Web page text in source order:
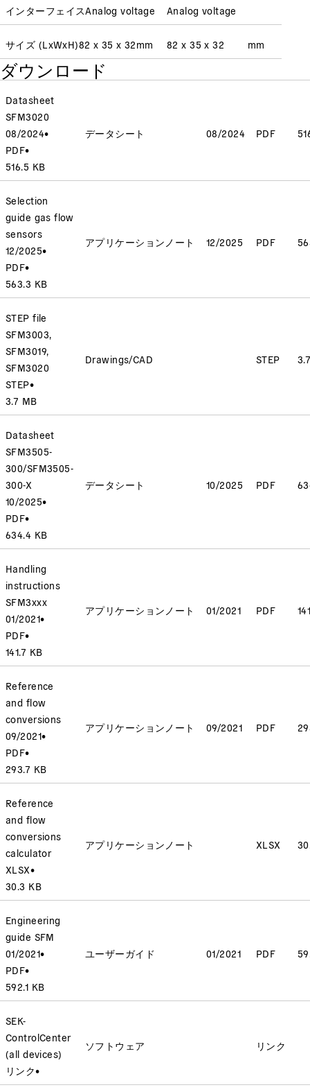
インターフェイスAnalog voltage Analog voltage
サイズ (LxWxH)82 x 35 x 32mm 82 x 35 x 32 mm
ダウンロード
Datasheet
SFM3020
08/2024•
PDF•
516.5 KB
データシート 08/2024 PDF
Selection
guide gas flow
sensors
12/2025•
PDF•
563.3 KB
アプリケーションノート 12/2025 PDF
STEP file
SFM3003,
SFM3019,
SFM3020
STEP•
3.7 MB
Drawings/CAD STEP
Datasheet
SFM3505-
300/SFM3505-
300-X
10/2025•
PDF•
634.4 KB
データシート 10/2025 PDF
Handling
instructions
SFM3xxx
01/2021•
PDF•
141.7 KB
アプリケーションノート 01/2021 PDF
Reference
and flow
conversions
09/2021•
PDF•
293.7 KB
アプリケーションノート 09/2021 PDF
Reference
and flow
conversions
calculator
XLSX•
30.3 KB
アプリケーションノート XLSX
Engineering
guide SFM
01/2021•
PDF•
592.1 KB
ユーザーガイド 01/2021 PDF
SEK-
ControlCenter
(all devices)
リンク•
ソフトウェア リンク